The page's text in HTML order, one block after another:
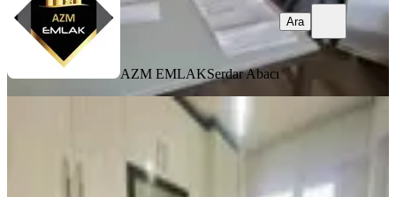
AZM EMLAKSerdar Abacı
Ara
İzmir Park Ve Eşrefpaşa Cadde
Yakını K.mutfak 2+1 Satılık
Konak, Kocatepe Mahallesi